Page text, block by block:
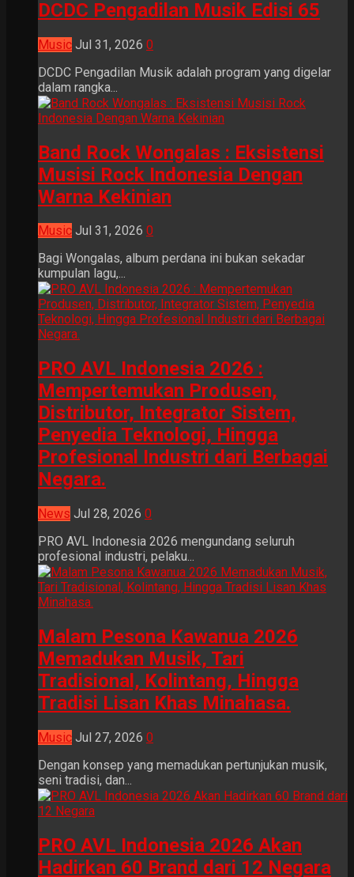
DCDC Pengadilan Musik Edisi 65
Music Jul 31, 2026 0
DCDC Pengadilan Musik adalah program yang digelar
dalam rangka...
Band Rock Wongalas : Eksistensi
Musisi Rock Indonesia Dengan
Warna Kekinian
Music Jul 31, 2026 0
Bagi Wongalas, album perdana ini bukan sekadar
kumpulan lagu,...
PRO AVL Indonesia 2026 :
Mempertemukan Produsen,
Distributor, Integrator Sistem,
Penyedia Teknologi, Hingga
Profesional Industri dari Berbagai
Negara.
News Jul 28, 2026 0
PRO AVL Indonesia 2026 mengundang seluruh
profesional industri, pelaku...
Malam Pesona Kawanua 2026
Memadukan Musik, Tari
Tradisional, Kolintang, Hingga
Tradisi Lisan Khas Minahasa.
Music Jul 27, 2026 0
Dengan konsep yang memadukan pertunjukan musik,
seni tradisi, dan...
PRO AVL Indonesia 2026 Akan
Hadirkan 60 Brand dari 12 Negara